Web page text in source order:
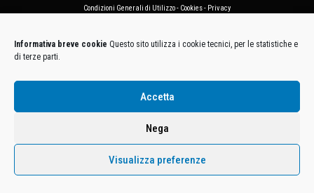
Informativa breve cookie Questo sito utilizza i cookie tecnici, per le statistiche e
di terze parti.
Accetta
Nega
Visualizza preferenze
Condizioni Generali di Utilizzo- Cookies- Privacy
Euro 12.500.000 i.v. - C.F. e Iscr. Reg. Imp. Monza e Brianza 02137480964 - R.E.A. MB-1370021 -
P.IVA. 11005760159 - Direzione e coordinamento art. 2497 C.C. DECATHLON SA, Villeneuve